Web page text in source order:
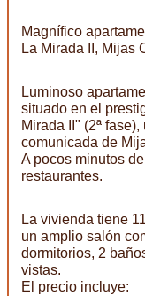
Magnífico
La Mirada II, Mijas
Luminoso
situado en el
Mirada II" (2ª
comunicada de
A pocos minutos
restaurantes.
La vivienda tiene
un amplio salón
dormitorios, 2
vistas.
El precio incluye: